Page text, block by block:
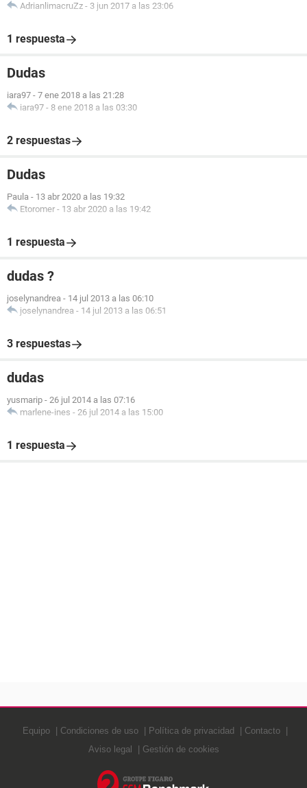
AdrianlimacruZz - 3 jun 2017 a las 23:06
1 respuesta
Dudas
iara97 - 7 ene 2018 a las 21:28
iara97 - 8 ene 2018 a las 03:30
2 respuestas
Dudas
Paula - 13 abr 2020 a las 19:32
Etoromer - 13 abr 2020 a las 19:42
1 respuesta
dudas ?
joselynandrea - 14 jul 2013 a las 06:10
joselynandrea - 14 jul 2013 a las 06:51
3 respuestas
dudas
yusmarip - 26 jul 2014 a las 07:16
marlene-ines - 26 jul 2014 a las 15:00
1 respuesta
Equipo Condiciones de uso Política de privacidad
Contacto
Aviso legal
Gestión de cookies